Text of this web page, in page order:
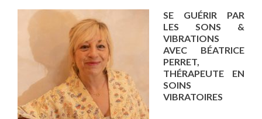
SE GUÉRIR PAR
LES SONS &
VIBRATIONS
AVEC BÉATRICE
PERRET,
THÉRAPEUTE EN
SOINS
VIBRATOIRES